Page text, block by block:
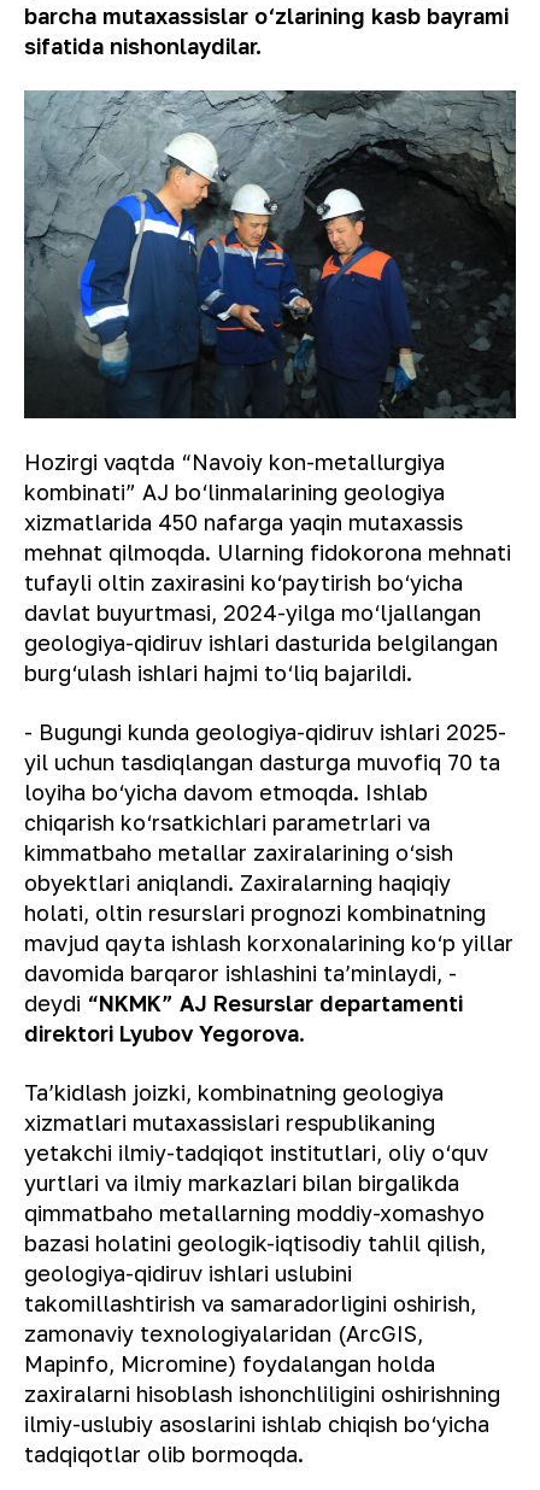
barcha mutaxassislar o‘zlarining kasb bayrami
sifatida nishonlaydilar.
Hozirgi vaqtda “Navoiy kon-metallurgiya
kombinati” AJ bo‘linmalarining geologiya
xizmatlarida 450 nafarga yaqin mutaxassis
mehnat qilmoqda. Ularning fidokorona mehnati
tufayli oltin zaxirasini ko‘paytirish bo‘yicha
davlat buyurtmasi, 2024-yilga mo‘ljallangan
geologiya-qidiruv ishlari dasturida belgilangan
burg‘ulash ishlari hajmi to‘liq bajarildi.
- Bugungi kunda geologiya-qidiruv ishlari 2025-
yil uchun tasdiqlangan dasturga muvofiq 70 ta
loyiha bo‘yicha davom etmoqda. Ishlab
chiqarish ko‘rsatkichlari parametrlari va
kimmatbaho metallar zaxiralarining o‘sish
obyektlari aniqlandi. Zaxiralarning haqiqiy
holati, oltin resurslari prognozi kombinatning
mavjud qayta ishlash korxonalarining ko‘p yillar
davomida barqaror ishlashini taʼminlaydi, -
deydi “NKMK” AJ Resurslar departamenti
direktori Lyubov Yegorova.
Taʼkidlash joizki, kombinatning geologiya
xizmatlari mutaxassislari respublikaning
yetakchi ilmiy-tadqiqot institutlari, oliy o‘quv
yurtlari va ilmiy markazlari bilan birgalikda
qimmatbaho metallarning moddiy-xomashyo
bazasi holatini geologik-iqtisodiy tahlil qilish,
geologiya-qidiruv ishlari uslubini
takomillashtirish va samaradorligini oshirish,
zamonaviy texnologiyalaridan (ArcGIS,
Mapinfo, Micromine) foydalangan holda
zaxiralarni hisoblash ishonchliligini oshirishning
ilmiy-uslubiy asoslarini ishlab chiqish bo‘yicha
tadqiqotlar olib bormoqda.